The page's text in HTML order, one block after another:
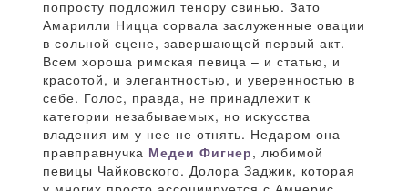
попросту подложил тенору свинью. Зато
Амарилли Ницца сорвала заслуженные овации
в сольной сцене, завершающей первый акт.
Всем хороша римская певица – и статью, и
красотой, и элегантностью, и уверенностью в
себе. Голос, правда, не принадлежит к
категории незабываемых, но искусства
владения им у нее не отнять. Недаром она
правправнучка Медеи Фигнер, любимой
певицы Чайковского. Долора Заджик, которая